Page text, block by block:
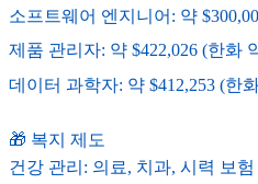
소프트웨어 엔지니어: 약
제품 관리자: 약 $422,026 (한화
데이터 과학자: 약 $412,253 (한
🎁 복지 제도
건강 관리: 의료, 치과, 시력 보험